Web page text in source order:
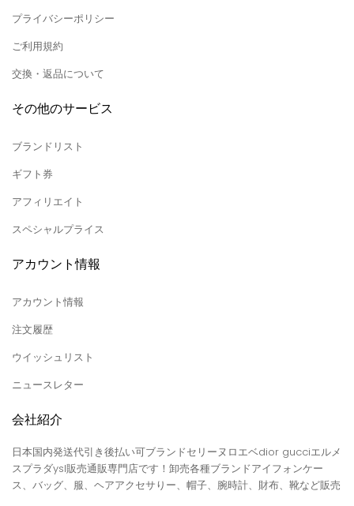
プライバシーポリシー
ご利用規約
交換・返品について
その他のサービス
ブランドリスト
ギフト券
アフィリエイト
スペシャルプライス
アカウント情報
アカウント情報
注文履歴
ウイッシュリスト
ニュースレター
会社紹介
日本国内発送代引き後払い可ブランドセリーヌロエベdior gucciエルメ
スプラダysl販売通販専門店です！卸売各種ブランドアイフォンケー
ス、バッグ、服、ヘアアクセサりー、帽子、腕時計、財布、靴など販売